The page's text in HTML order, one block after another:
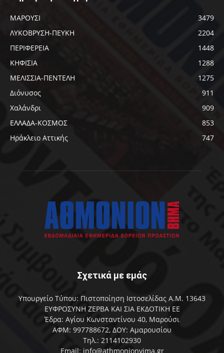
ΜΑΡΟΥΣΙ
3479
ΛΥΚΟΒΡΥΣΗ-ΠΕΥΚΗ
2204
ΠΕΡΙΦΕΡΕΙΑ
1448
ΚΗΦΙΣΙΑ
1288
ΜΕΛΙΣΣΙΑ-ΠΕΝΤΕΛΗ
1275
Διόνυσος
911
Χαλάνδρι
909
ΕΛΛΑΔΑ-ΚΟΣΜΟΣ
853
Ηράκλειο Αττικής
747
Σχετικά με εμάς
Υπουργείο Τύπου: Πιστοποίηση Ιστοσελίδας Α.Μ. 13643
ΕΥΦΡΟΣΥΝΗ ΖΕΡΒΑ ΚΑΙ ΣΙΑ ΕΚΔΟΤΙΚΗ ΕΕ
Έδρα: Αγίου Κωνσταντίνου 40, Μαρούσι
ΑΦΜ: 997788672, ΔΟΥ: Αμαρουσίου
Τηλ.: 2114102930
Email: info@athmonionvima.gr